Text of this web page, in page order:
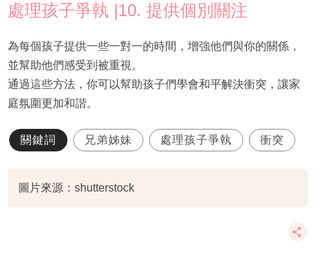
處理孩子爭執 |10. 提供個別關注
為每個孩子提供一些一對一的時間，增強他們與你的關係，
並幫助他們感受到被重視。
通過這些方法，你可以幫助孩子們學會和平解決衝突，讓家
庭氛圍更加和諧。
關鍵詞 兄弟姊妹 處理孩子爭執 衝突
圖片來源：shutterstock